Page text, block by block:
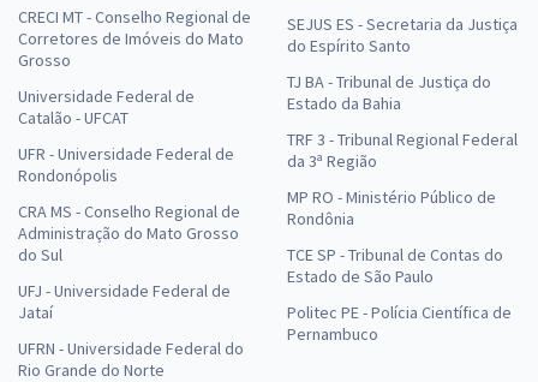
CRECI MT - Conselho Regional de
Corretores de Imóveis do Mato
Grosso
Universidade Federal de
Catalão - UFCAT
UFR - Universidade Federal de
Rondonópolis
CRA MS - Conselho Regional de
Administração do Mato Grosso
do Sul
UFJ - Universidade Federal de
Jataí
UFRN - Universidade Federal do
Rio Grande do Norte
SEJUS ES - Secretaria da Justiça
do Espírito Santo
TJ BA - Tribunal de Justiça do
Estado da Bahia
TRF 3 - Tribunal Regional Federal
da 3ª Região
MP RO - Ministério Público de
Rondônia
TCE SP - Tribunal de Contas do
Estado de São Paulo
Politec PE - Polícia Científica de
Pernambuco